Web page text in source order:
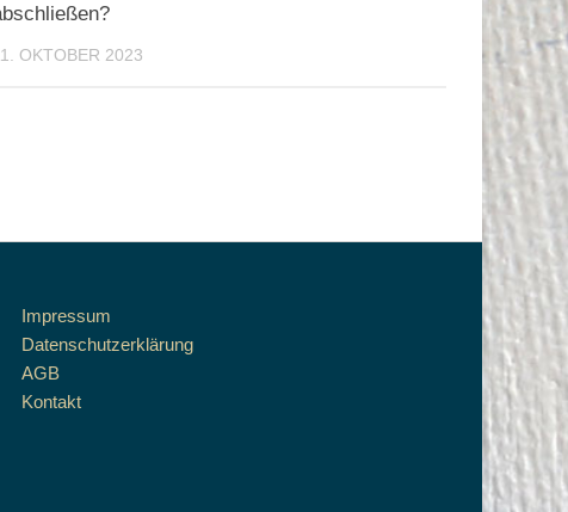
OKTOBER 2023
Impressum
Datenschutzerklärung
AGB
Kontakt